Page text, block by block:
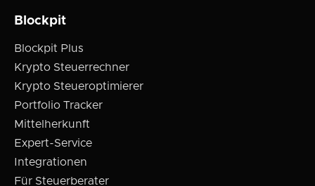
Blockpit
Blockpit Plus
Krypto Steuerrechner
Krypto Steueroptimierer
Portfolio Tracker
Mittelherkunft
Expert-Service
Integrationen
Für Steuerberater